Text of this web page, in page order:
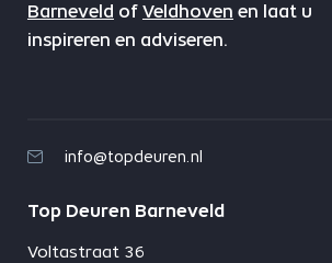
Barneveld of Veldhoven en laat u
inspireren en adviseren.
info@topdeuren.nl
Top Deuren Barneveld
Voltastraat 36